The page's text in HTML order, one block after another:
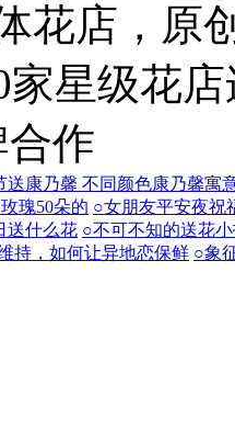
花店，原
家星级花
作
送康乃馨 不同颜色康乃馨寓
瑰50朵的 ○女朋友平安夜祝
送什么花 ○不可不知的送花
持，如何让异地恋保鲜 ○象